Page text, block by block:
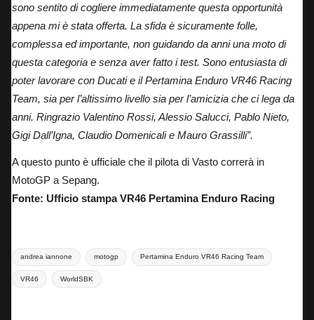
sono sentito di cogliere immediatamente questa opportunità
appena mi è stata offerta. La sfida è sicuramente folle,
complessa ed importante, non guidando da anni una moto di
questa categoria e senza aver fatto i test. Sono entusiasta di
poter lavorare con Ducati e il Pertamina Enduro VR46 Racing
Team, sia per l’altissimo livello sia per l’amicizia che ci lega da
anni. Ringrazio Valentino Rossi, Alessio Salucci, Pablo Nieto,
Gigi Dall’Igna, Claudio Domenicali e Mauro Grassilli”.
A questo punto è ufficiale che il pilota di Vasto correrà in
MotoGP a Sepang.
Fonte: Ufficio stampa VR46 Pertamina Enduro Racing
Tags:
andrea iannone motogp Pertamina Enduro VR46 Racing Team
VR46 WorldSBK